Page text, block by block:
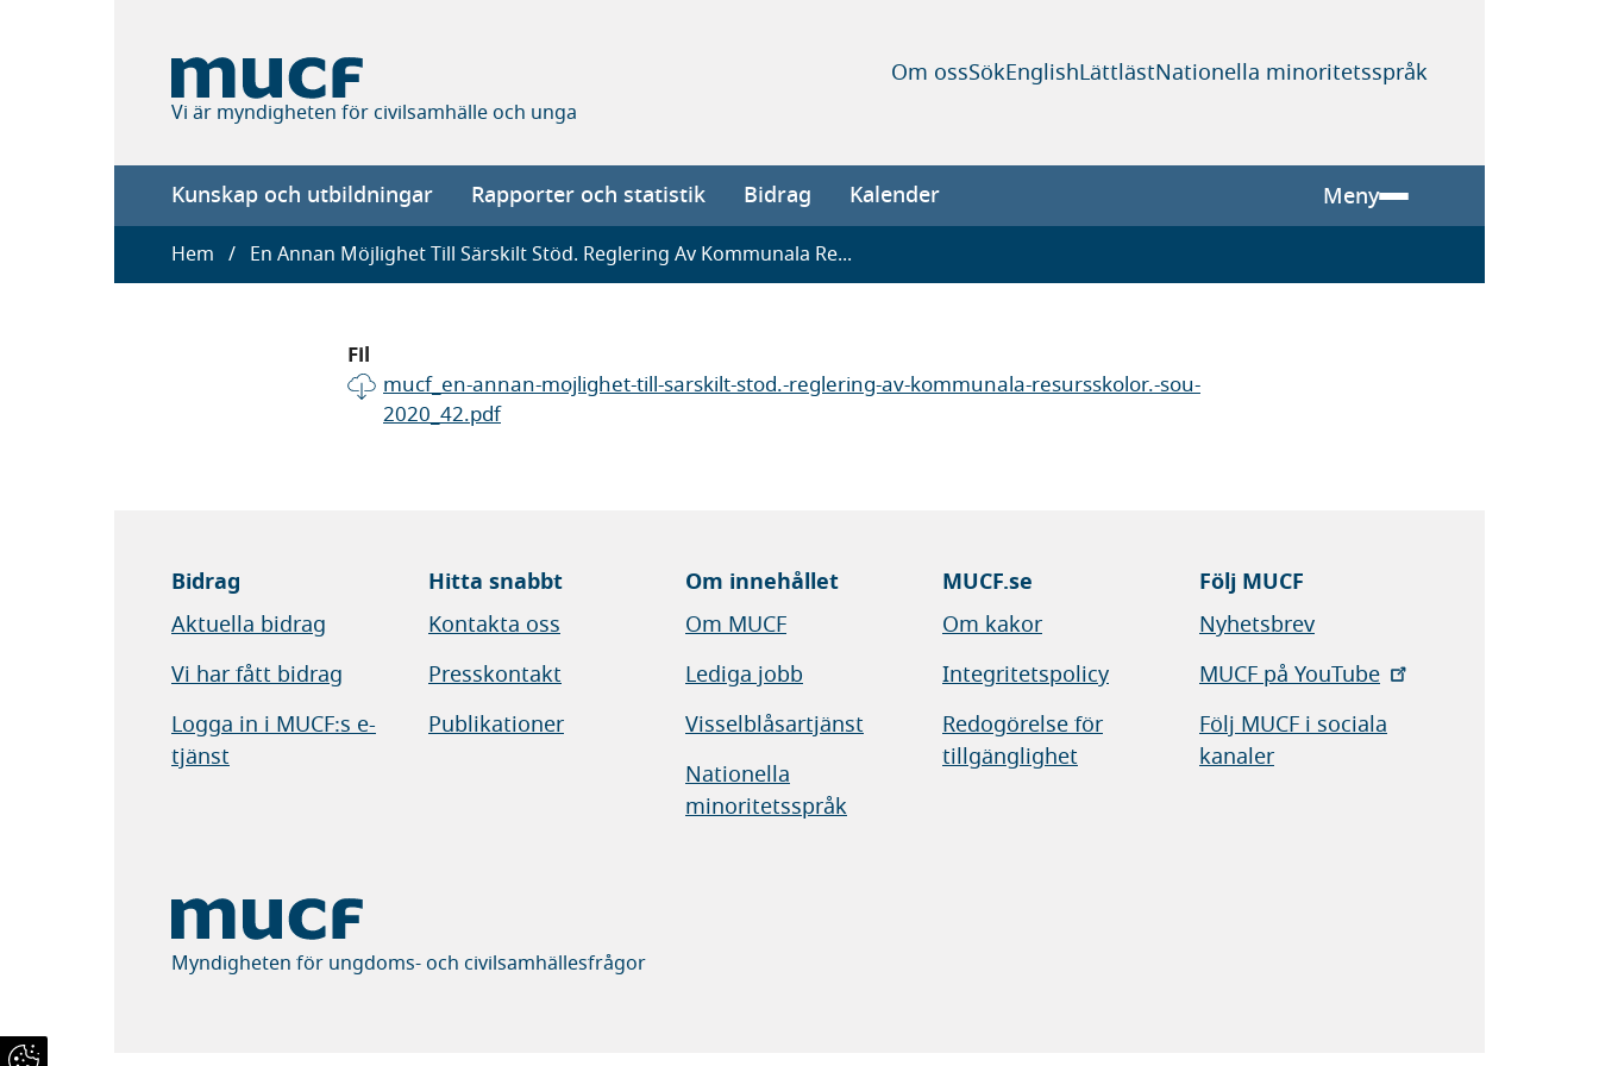
Vi är myndigheten för civilsamhälle och unga
Om ossSökEnglishLättlästNationella minoritetsspråk
Main
navigation
Kunskap och utbildningar Rapporter och statistik Bidrag Kalender Meny
Länkstig
Hem En Annan Möjlighet Till Särskilt Stöd. Reglering Av Kommunala Re...
Fil
mucf_en-annan-mojlighet-till-sarskilt-stod.-reglering-av-kommunala-resursskolor.-sou-
2020_42.pdf
Bidrag
Aktuella bidrag
Vi har fått bidrag
Logga in i MUCF:s e-
tjänst
Hitta snabbt
Kontakta oss
Presskontakt
Publikationer
Om innehållet
Om MUCF
Lediga jobb
Visselblåsartjänst
Nationella
minoritetsspråk
MUCF.se
Om kakor
Integritetspolicy
Redogörelse för
tillgänglighet
Följ MUCF
Nyhetsbrev
MUCF på YouTube
Följ MUCF i sociala
kanaler
Myndigheten för ungdoms- och civilsamhällesfrågor